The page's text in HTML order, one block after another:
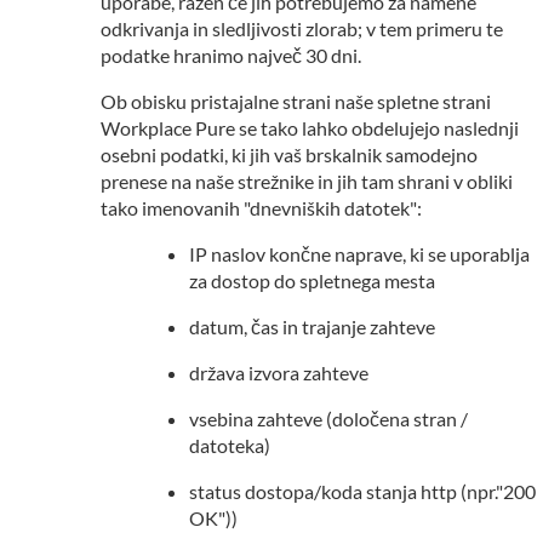
odkrivanja in sledljivosti zlorab; v tem primeru te
podatke hranimo največ 30 dni.
Ob obisku pristajalne strani naše spletne strani
Workplace Pure se tako lahko obdelujejo naslednji
osebni podatki, ki jih vaš brskalnik samodejno
prenese na naše strežnike in jih tam shrani v obliki
tako imenovanih "dnevniških datotek":
IP naslov končne naprave, ki se uporablja
za dostop do spletnega mesta
datum, čas in trajanje zahteve
država izvora zahteve
vsebina zahteve (določena stran /
datoteka)
status dostopa/koda stanja http (npr."200
OK"))